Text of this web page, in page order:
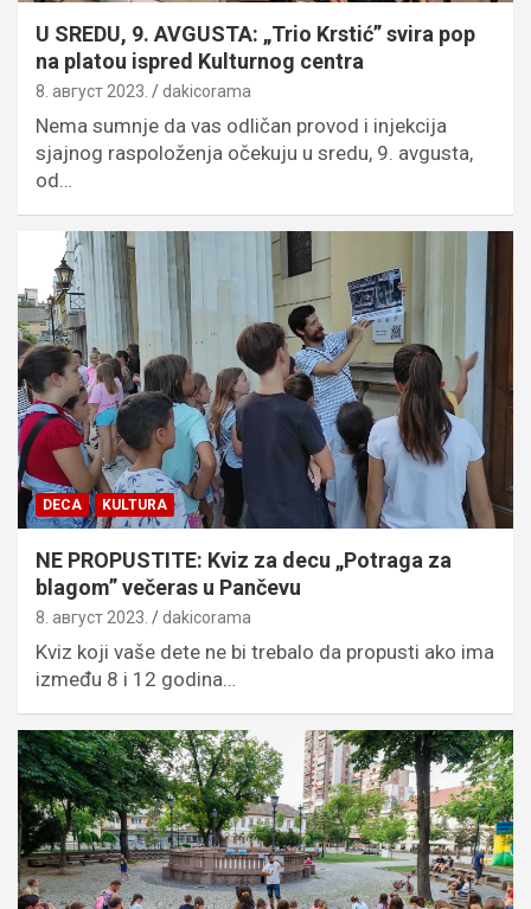
U SREDU, 9. AVGUSTA: „Trio Krstić” svira pop
na platou ispred Kulturnog centra
8. август 2023. dakicorama
Nema sumnje da vas odličan provod i injekcija
sjajnog raspoloženja očekuju u sredu, 9. avgusta,
od…
DECA KULTURA
NE PROPUSTITE: Kviz za decu „Potraga za
blagom” večeras u Pančevu
8. август 2023. dakicorama
Kviz koji vaše dete ne bi trebalo da propusti ako ima
između 8 i 12 godina…